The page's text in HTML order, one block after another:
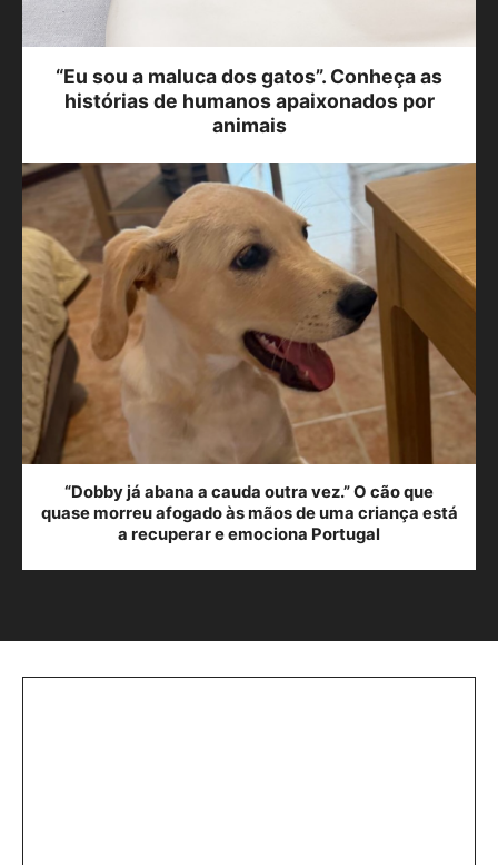
“Eu sou a maluca dos gatos”. Conheça as
histórias de humanos apaixonados por
animais
“Dobby já abana a cauda outra vez.” O cão que
quase morreu afogado às mãos de uma criança está
a recuperar e emociona Portugal